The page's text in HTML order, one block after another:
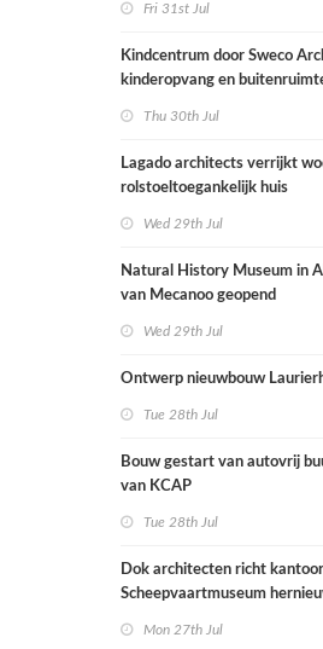
Fri 31st Jul
Kindcentrum door Sweco
kinderopvang en
Thu 30th Jul
Lagado architects verrijkt
rolstoeltoegankelijk huis
Wed 29th Jul
Natural History Museum in
van Mecanoo geopend
Wed 29th Jul
Ontwerp nieuwbouw
Tue 28th Jul
Bouw gestart van autovrij
van KCAP
Tue 28th Jul
Dok architecten richt
Scheepvaartmuseum
Mon 27th Jul